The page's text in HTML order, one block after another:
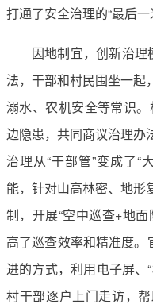
打通了安全治理的“最后一
因地制宜，创新治理
法，干部和村民围坐一起
溺水、农机安全等常识。
边隐患，共同商议治理办
治理从“干部管”变成了“
能，针对山高林密、地形
制，开展“空中巡查+地
高了巡查效率和精准度。
进的方式，利用电子屏、
村干部逐户上门走访，